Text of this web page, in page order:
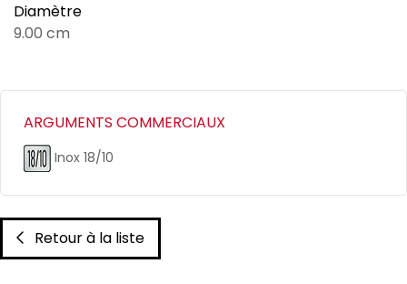
Diamètre
9.00 cm
ARGUMENTS COMMERCIAUX
Inox 18/10
Retour à la liste